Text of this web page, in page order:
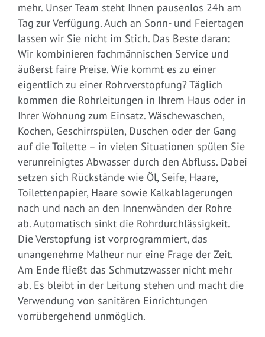
mehr. Unser Team steht Ihnen pausenlos 24h am
Tag zur Verfügung. Auch an Sonn- und Feiertagen
lassen wir Sie nicht im Stich. Das Beste daran:
Wir kombinieren fachmännischen Service und
äußerst faire Preise. Wie kommt es zu einer
eigentlich zu einer Rohrverstopfung? Täglich
kommen die Rohrleitungen in Ihrem Haus oder in
Ihrer Wohnung zum Einsatz. Wäschewaschen,
Kochen, Geschirrspülen, Duschen oder der Gang
auf die Toilette – in vielen Situationen spülen Sie
verunreinigtes Abwasser durch den Abfluss. Dabei
setzen sich Rückstände wie Öl, Seife, Haare,
Toilettenpapier, Haare sowie Kalkablagerungen
nach und nach an den Innenwänden der Rohre
ab. Automatisch sinkt die Rohrdurchlässigkeit.
Die Verstopfung ist vorprogrammiert, das
unangenehme Malheur nur eine Frage der Zeit.
Am Ende fließt das Schmutzwasser nicht mehr
ab. Es bleibt in der Leitung stehen und macht die
Verwendung von sanitären Einrichtungen
vorrübergehend unmöglich.